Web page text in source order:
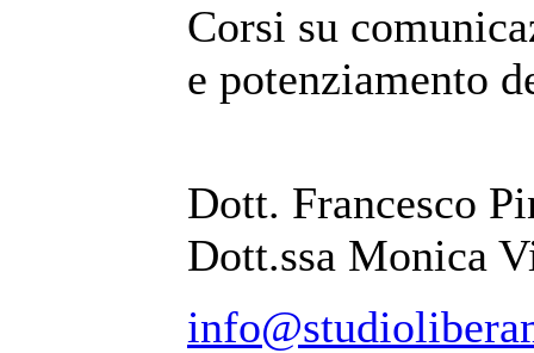
Corsi su
e potenziamento
Dott. Francesco
Dott.ssa Monica